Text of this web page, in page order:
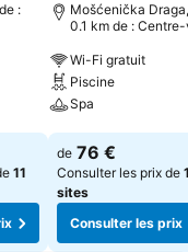
:
11
Mošćenička
0.1 km de :
Wi-Fi gratuit
Piscine
Spa
Consulter les
de 76 €
Consulter les prix de
sites
Consulter les prix